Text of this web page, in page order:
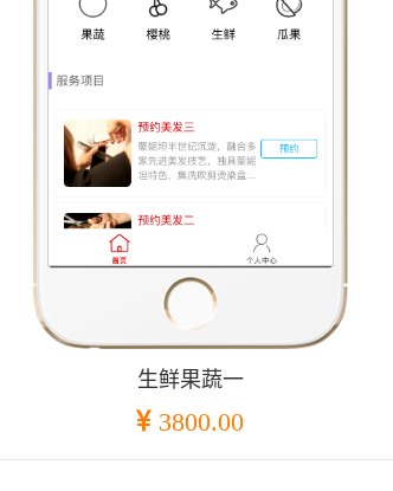
生鲜果蔬一
3800.00